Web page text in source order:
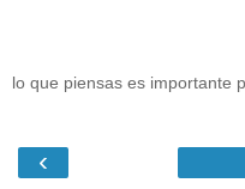
lo que piensas es importante
‹